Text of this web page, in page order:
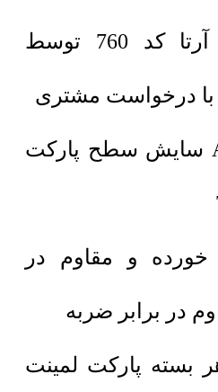
نصب پارکت آرتا کد 760 توسط
درخواست مشتری
استاندارد AC4 سایش سطح پارکت
خورده و مقاوم در
در برابر ضربه
بسته پارکت لمینت